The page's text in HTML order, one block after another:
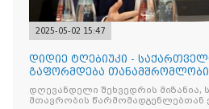
2025-05-02 15:47
დიდიე ტღებიუკი -
გაფორმდება
იქნება მნიშვნელოვ
დღევანდელი შეხვედრის
მთავრობის